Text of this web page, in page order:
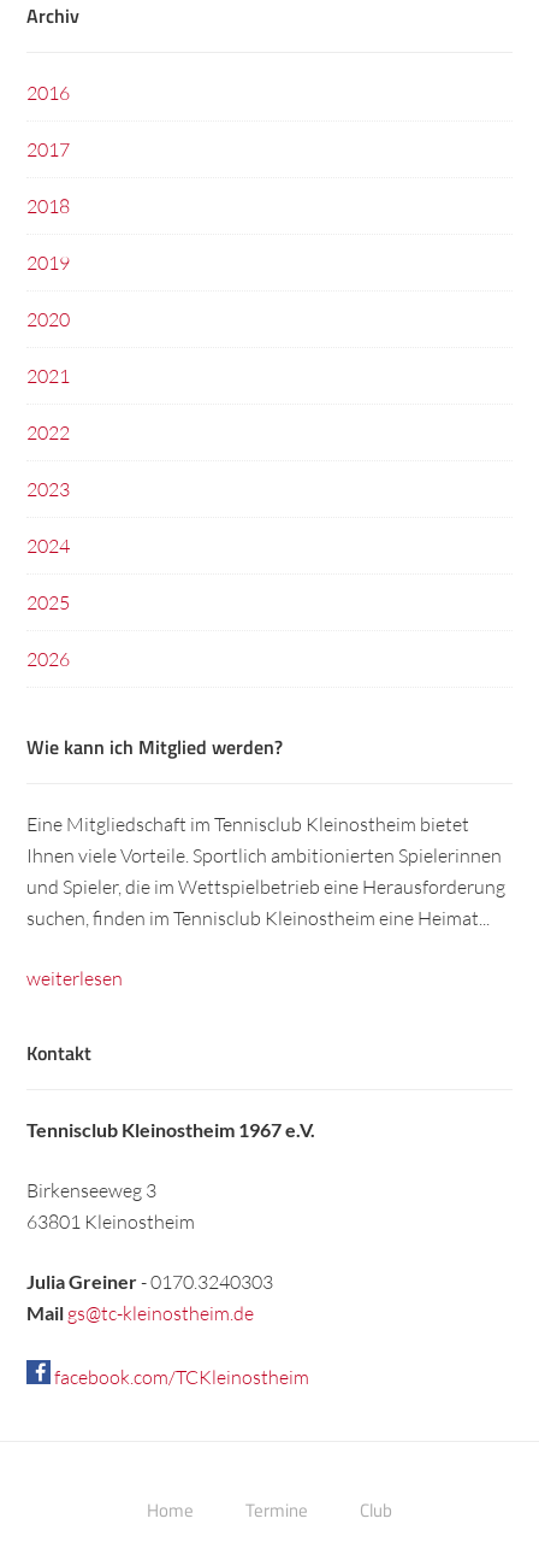
Archiv
2016
2017
2018
2019
2020
2021
2022
2023
2024
2025
2026
Wie kann ich Mitglied werden?
Eine Mitgliedschaft im Tennisclub Kleinostheim bietet
Ihnen viele Vorteile. Sportlich ambitionierten Spielerinnen
und Spieler, die im Wettspielbetrieb eine Herausforderung
suchen, finden im Tennisclub Kleinostheim eine Heimat...
weiterlesen
Kontakt
Tennisclub Kleinostheim 1967 e.V.
Birkenseeweg 3
63801 Kleinostheim
Julia Greiner- 0170.3240303
Mail gs@tc-kleinostheim.de
facebook.com/TCKleinostheim
Home Termine
Club